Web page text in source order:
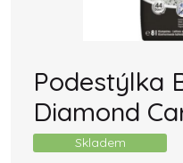
Podestýlka
Diamond
Skladem